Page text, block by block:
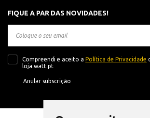
FIQUE A PAR DAS NOVIDADES!
Compreendi e aceito a Política de Privacidade
loja.watt.pt
Anular subscrição